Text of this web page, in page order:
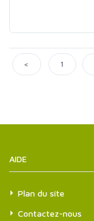
< 1
AIDE
Plan du site
Contactez-nous